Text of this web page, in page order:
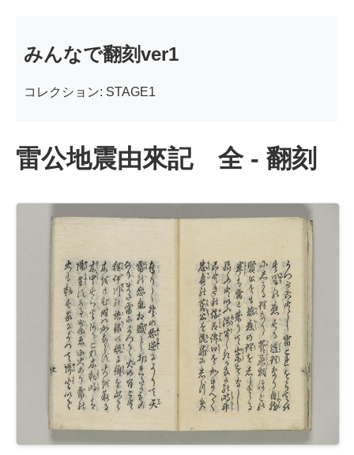
みんなで翻刻ver1
コレクション: STAGE1
雷公地震由來記 全 - 翻刻